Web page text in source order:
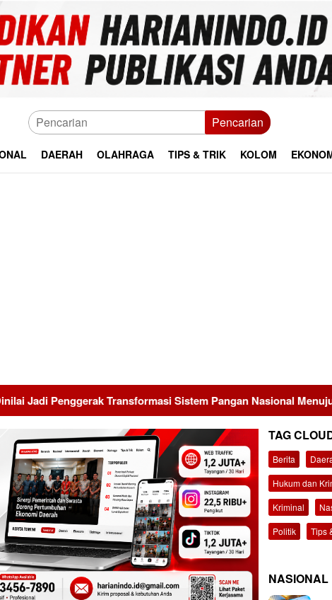
Pencarian
DAERAH OLAHRAGA TIPS & TRIK KOLOM
Transformasi Sistem Pangan Nasional Menuju Indonesia
TAG
Berita
Hukum dan
Kriminal
Politik
Tips
NASIONAL